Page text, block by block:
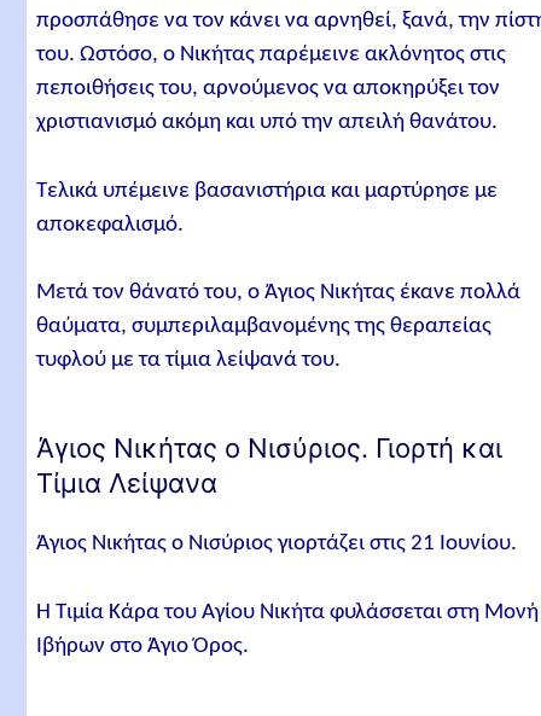
προσπάθησε να τον κάνει να αρνηθεί, ξανά, την
του. Ωστόσο, ο Νικήτας παρέμεινε ακλόνητος στις
πεποιθήσεις του, αρνούμενος να αποκηρύξει τον
χριστιανισμό ακόμη και υπό την απειλή θανάτου.
Τελικά υπέμεινε βασανιστήρια και μαρτύρησε με
αποκεφαλισμό.
Μετά τον θάνατό του, ο Άγιος Νικήτας έκανε πολλά
θαύματα, συμπεριλαμβανομένης της θεραπείας
τυφλού με τα τίμια λείψανά του.
Άγιος Νικήτας ο Νισύριος. Γιορτή και
Τίμια Λείψανα
Άγιος Νικήτας ο Νισύριος γιορτάζει στις 21 Ιουνίου.
Η Τιμία Κάρα του Αγίου Νικήτα φυλάσσεται στη Μονή
Ιβήρων στο Άγιο Όρος.